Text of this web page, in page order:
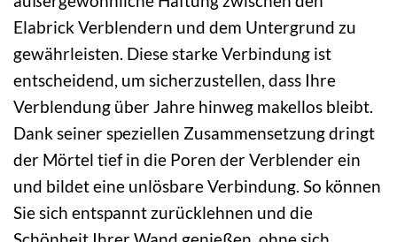
Elabrick Verblendern und dem Untergrund zu
gewährleisten. Diese starke Verbindung ist
entscheidend, um sicherzustellen, dass Ihre
Verblendung über Jahre hinweg makellos bleibt.
Dank seiner speziellen Zusammensetzung dringt
der Mörtel tief in die Poren der Verblender ein
und bildet eine unlösbare Verbindung. So können
Sie sich entspannt zurücklehnen und die